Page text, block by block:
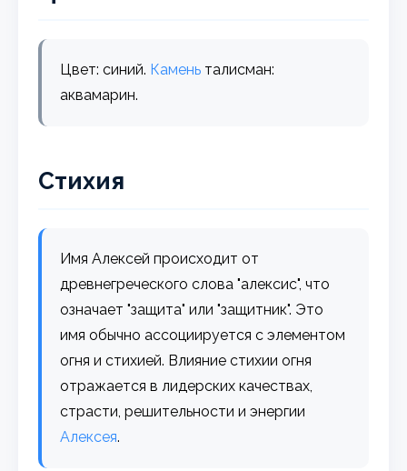
Цвет: синий. Камень талисман:
аквамарин.
Стихия
Имя Алексей происходит от
древнегреческого слова "алексис", что
означает "защита" или "защитник". Это
имя обычно ассоциируется с элементом
огня и стихией. Влияние стихии огня
отражается в лидерских качествах,
страсти, решительности и энергии
Алексея.